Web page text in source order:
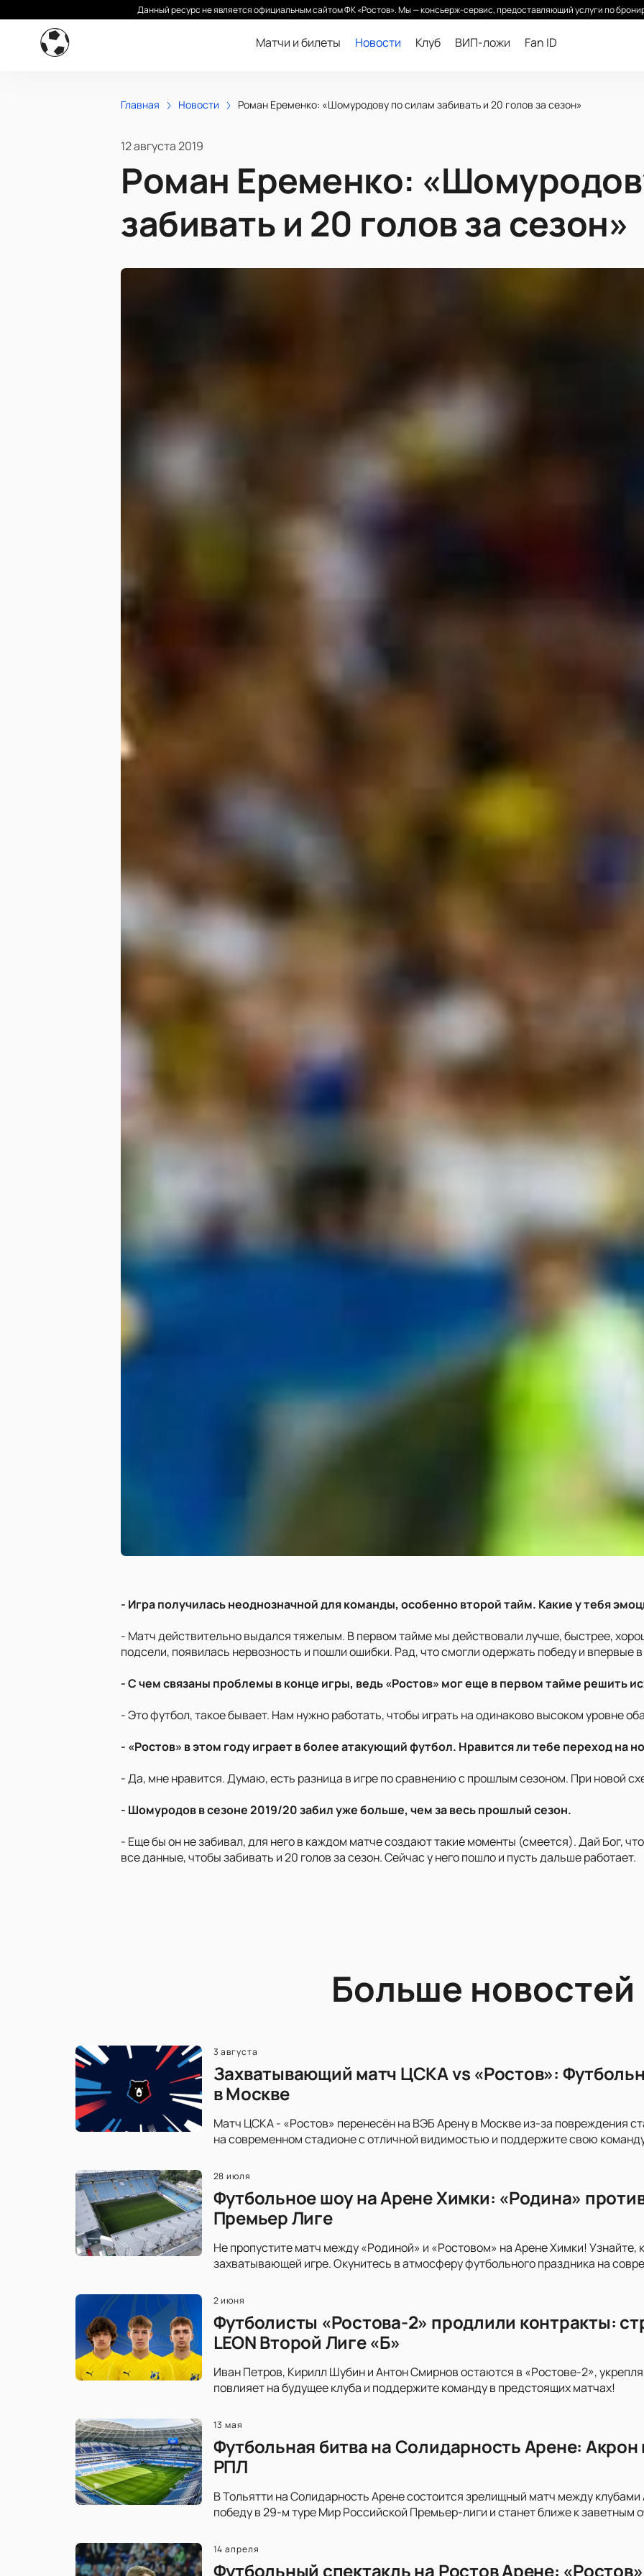
Данный ресурс не является официальным сайтом ФК «Ростов». Мы — консьерж-сервис, предоставляющий услуги по
Матчи и билеты Новости Клуб ВИП-ложи Fan ID
Главная Новости Роман Еременко: «Шомуродову по силам забивать и 20 голов за сезон»
12 августа 2019
Роман Еременко:
забивать и 20 голов за сезон»
- Игра получилась неоднозначной для команды, особенно второй тайм. Какие у тебя
- Матч действительно выдался тяжелым. В первом тайме мы действовали лучше, быстрее,
подсели, появилась нервозность и пошли ошибки. Рад, что смогли одержать победу и впервые
- С чем связаны проблемы в конце игры, ведь «Ростов» мог еще в первом тайме решить
- Это футбол, такое бывает. Нам нужно работать, чтобы играть на одинаково высоком уровне
- «Ростов» в этом году играет в более атакующий футбол. Нравится ли тебе переход на
- Да, мне нравится. Думаю, есть разница в игре по сравнению с прошлым сезоном. При новой
- Шомуродов в сезоне 2019/20 забил уже больше, чем за весь прошлый сезон.
- Еще бы он не забивал, для него в каждом матче создают такие моменты (смеется). Дай Бог,
все данные, чтобы забивать и 20 голов за сезон. Сейчас у него пошло и пусть дальше работает.
Больше новостей
3 августа
Захватывающий матч ЦСКА vs «Ростов»:
в Москве
Матч ЦСКА - «Ростов» перенесён на ВЭБ Арену в Москве из-за повреждения
на современном стадионе с отличной видимостью и поддержите свою
28 июля
Футбольное шоу на Арене Химки: «Родина»
Премьер Лиге
Не пропустите матч между «Родиной» и «Ростовом» на Арене Химки! Узнайте,
захватывающей игре. Окунитесь в атмосферу футбольного праздника на
2 июня
Футболисты «Ростова-2» продлили контракты:
LEON Второй Лиге «Б»
Иван Петров, Кирилл Шубин и Антон Смирнов остаются в «Ростове-2»,
повлияет на будущее клуба и поддержите команду в предстоящих матчах!
13 мая
Футбольная битва на Солидарность Арене: Акрон
РПЛ
В Тольятти на Солидарность Арене состоится зрелищный матч между клубами
победу в 29-м туре Мир Российской Премьер-лиги и станет ближе к заветным
14 апреля
Футбольный спектакль на Ростов Арене: